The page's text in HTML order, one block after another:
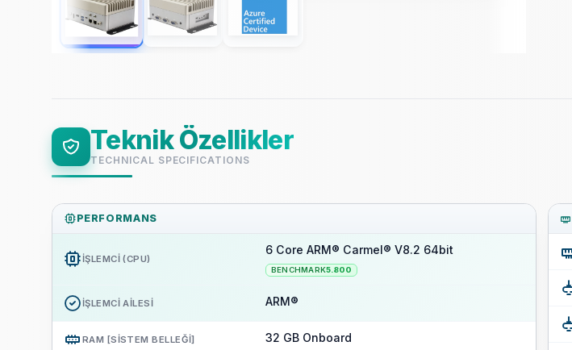
Teknik Özellikler
TECHNICAL SPECIFICATIONS
PERFORMANS
İŞLEMCI (CPU)
6 Core ARM® Carmel® V8.2 64bit
BENCHMARK5.800
İŞLEMCI AILESI ARM®
RAM [SISTEM BELLEĞI] 32 GB Onboard